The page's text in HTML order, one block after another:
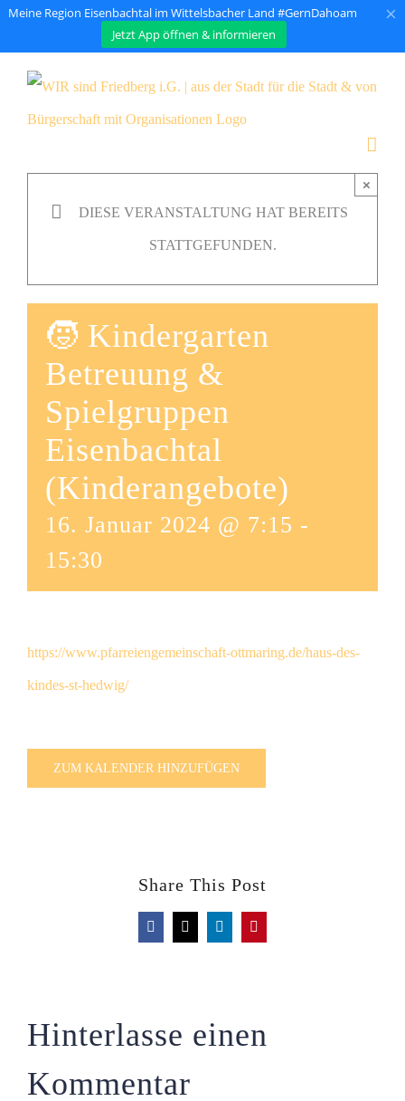
Meine Region Eisenbachtal im Wittelsbacher Land #GernDahoam
Jetzt App öffnen & informieren
×
DIESE VERANSTALTUNG HAT BEREITS
STATTGEFUNDEN.
×
🧒 Kindergarten
Betreuung &
Spielgruppen
Eisenbachtal
(Kinderangebote)
16. Januar 2024 @ 7:15 -
15:30
https://www.pfarreiengemeinschaft-ottmaring.de/haus-des-
kindes-st-hedwig/
ZUM KALENDER HINZUFÜGEN
Share This Post
Facebook
X LinkedInPinterest
Hinterlasse einen
Kommentar